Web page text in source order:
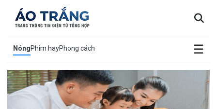
NóngPhim hayPhong cách ☰
×